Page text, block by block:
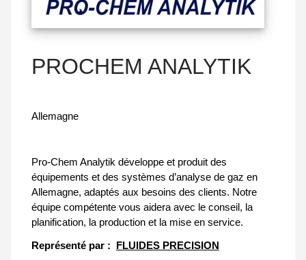
PROCHEM ANALYTIK
Allemagne
Pro-Chem Analytik développe et produit des
équipements et des systèmes d’analyse de gaz en
Allemagne, adaptés aux besoins des clients. Notre
équipe compétente vous aidera avec le conseil, la
planification, la production et la mise en service.
Représenté par : FLUIDES PRECISION